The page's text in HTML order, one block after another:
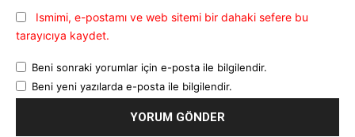
Ismimi, e-postamı ve web sitemi bir dahaki sefere bu
tarayıcıya kaydet.
Beni sonraki yorumlar için e-posta ile bilgilendir.
Beni yeni yazılarda e-posta ile bilgilendir.